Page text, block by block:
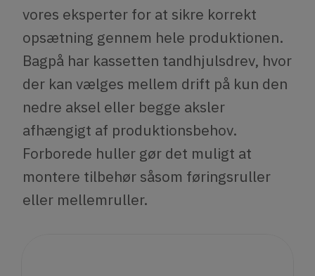
vores eksperter for at sikre korrekt
opsætning gennem hele produktionen.
Bagpå har kassetten tandhjulsdrev, hvor
der kan vælges mellem drift på kun den
nedre aksel eller begge aksler
afhængigt af produktionsbehov.
Forborede huller gør det muligt at
montere tilbehør såsom føringsruller
eller mellemruller.